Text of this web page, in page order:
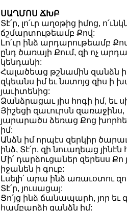
ՍԱՂՄՈՍ ՃԽԲ
Տէ՛ր, լո՛ւր աղօթից իմոց,
ճշմարտութեամբ Քով:
Լո՛ւր ինձ արդարութեամբ
ընդ ծառայի Քում, զի ոչ
կենդանի:
Հալածեաց թշնամին զանձն
զկեանս իմ եւ նստոյց զիս ի
յաւիտենից:
Ձանձրացաւ յիս հոգի իմ, եւ
Յիշեցի զաւուրսն
յարարածս ձեռաց Քոց
իմ:
Անձն իմ որպէս զերկիր
ինձ, Տէ՛ր, զի նուաղեաց յինէն
Մի՛ դարձուցաներ զերեսս Քո
իջանեն ի գուբ:
Լսելի՛ արա ինձ առաւօտու
Տէ՛ր, յուսացայ:
Ցո՛յց ինձ ճանապարհ, յոր եւ
համբարձի զանձն իմ: